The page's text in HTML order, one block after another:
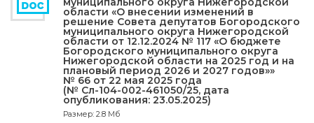
области «О внесении изменений в
решение Совета депутатов Богородского
муниципального округа Нижегородской
области от 12.12.2024 № 117 «О бюджете
Богородского муниципального округа
Нижегородской области на 2025 год и на
плановый период 2026 и 2027 годов»»
№ 66 от 22 мая 2025 года
(№ Сл-104-002-461050/25, дата
опубликования: 23.05.2025)
Размер: 2.8 Мб